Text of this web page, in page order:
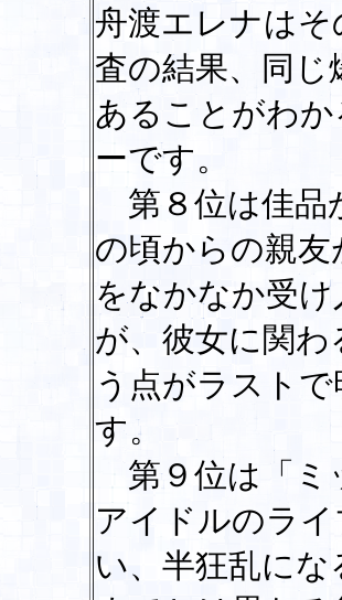
舟渡エレナは
査の結果、同
あることがわ
ーです。
第８位は佳品
の頃からの親
をなかなか受
が、彼女に関
う点がラスト
す。
第９位は「ミ
アイドルのラ
い、半狂乱に